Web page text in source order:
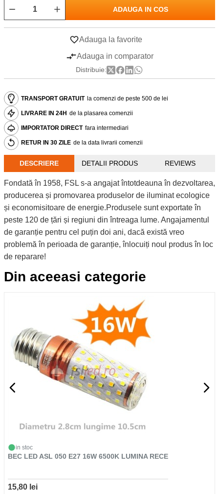
ADAUGA IN COS
Adauga la favorite
Adauga in comparator
Distribuie:
TRANSPORT GRATUIT la comenzi de peste 500 de lei
LIVRARE IN 24H de la plasarea comenzii
IMPORTATOR DIRECT fara intermediari
RETUR IN 30 ZILE de la data livrarii comenzii
DESCRIERE DETALII PRODUS REVIEWS
Fondată în 1958, FSL s-a angajat întotdeauna în dezvoltarea,
producerea și promovarea produselor de iluminat ecologice
și economisitoare de energie.Produsele sunt exportate în
peste 120 de țări și regiuni din întreaga lume. Angajamentul
de garanție pentru cel puțin doi ani, dacă există vreo
problemă în perioada de garanție, înlocuiți noul produs în loc
de reparare!
Din aceeasi categorie
in stoc
BEC LED ASL 050 E27 16W 6500K LUMINA RECE
15,80 lei